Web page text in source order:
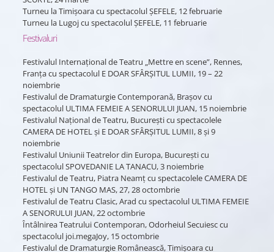
Turneu la Timișoara cu spectacolul ȘEFELE, 12 februarie
Turneu la Lugoj cu spectacolul ȘEFELE, 11 februarie
Festivaluri
Festivalul Internațional de Teatru „Mettre en scene”, Rennes,
Franța cu spectacolul E DOAR SFÂRȘITUL LUMII, 19 – 22
noiembrie
Festivalul de Dramaturgie Contemporană, Brașov cu
spectacolul ULTIMA FEMEIE A SENORULUI JUAN, 15 noiembrie
Festivalul Național de Teatru, București cu spectacolele
CAMERA DE HOTEL și E DOAR SFÂRȘITUL LUMII, 8 și 9
noiembrie
Festivalul Uniunii Teatrelor din Europa, București cu
spectacolul SPOVEDANIE LA TANACU, 3 noiembrie
Festivalul de Teatru, Piatra Neamț cu spectacolele CAMERA DE
HOTEL și UN TANGO MAS, 27, 28 octombrie
Festivalul de Teatru Clasic, Arad cu spectacolul ULTIMA FEMEIE
A SENORULUI JUAN, 22 octombrie
Întâlnirea Teatrului Contemporan, Odorheiul Secuiesc cu
spectacolul joi.megaJoy, 15 octombrie
Festivalul de Dramaturgie Românească, Timișoara cu